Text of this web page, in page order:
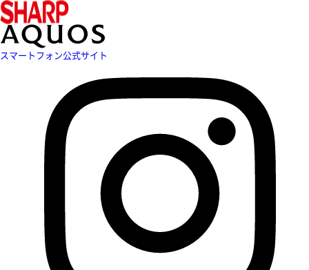
スマートフォン公式サイト